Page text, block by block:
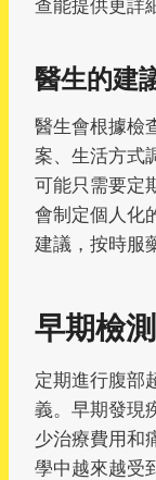
查能提供更詳
醫生的建
醫生會根據檢
案、生活方式
可能只需要定
會制定個人化
建議，按時服
早期檢
定期進行腹部
義。早期發現
少治療費用和
學中越來越受